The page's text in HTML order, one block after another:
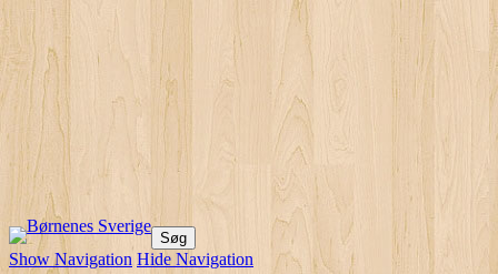
Børnenes Sverige
Dejlige oplevelser for hele familien!
Show Navigation Hide Navigation